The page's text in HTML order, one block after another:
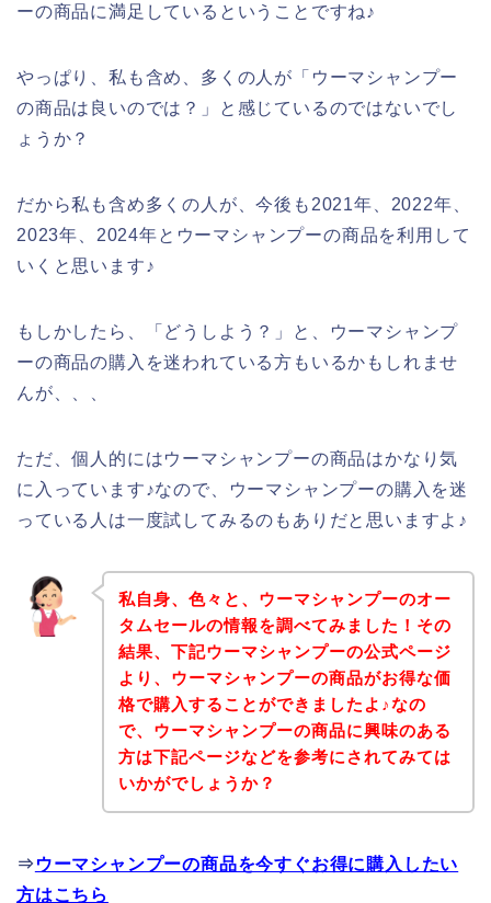
ーの商品に満足しているということですね♪
やっぱり、私も含め、多くの人が「ウーマシャンプー
の商品は良いのでは？」と感じているのではないでし
ょうか？
だから私も含め多くの人が、今後も2021年、2022年、
2023年、2024年とウーマシャンプーの商品を利用して
いくと思います♪
もしかしたら、「どうしよう？」と、ウーマシャンプ
ーの商品の購入を迷われている方もいるかもしれませ
んが、、、
ただ、個人的にはウーマシャンプーの商品はかなり気
に入っています♪なので、ウーマシャンプーの購入を迷
っている人は一度試してみるのもありだと思いますよ♪
私自身、色々と、ウーマシャンプーのオー
タムセールの情報を調べてみました！その
結果、下記ウーマシャンプーの公式ページ
より、ウーマシャンプーの商品がお得な価
格で購入することができましたよ♪なの
で、ウーマシャンプーの商品に興味のある
方は下記ページなどを参考にされてみては
いかがでしょうか？
⇒ ウーマシャンプーの商品を今すぐお得に購入したい
方はこちら